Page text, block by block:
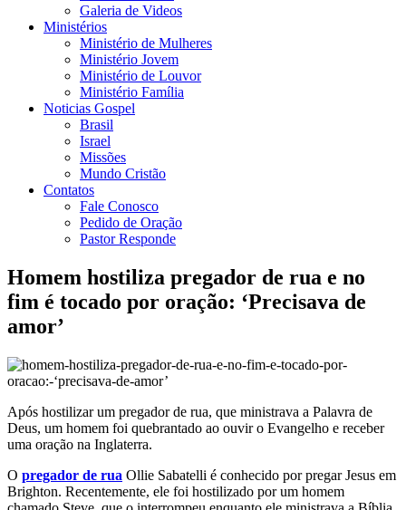
Galeria de Videos
Ministérios
Ministério de Mulheres
Ministério Jovem
Ministério de Louvor
Ministério Família
Noticias Gospel
Brasil
Israel
Missões
Mundo Cristão
Contatos
Fale Conosco
Pedido de Oração
Pastor Responde
Homem hostiliza pregador de rua e no
fim é tocado por oração: ‘Precisava de
amor’
Após hostilizar um pregador de rua, que ministrava a Palavra de
Deus, um homem foi quebrantado ao ouvir o Evangelho e receber
uma oração na Inglaterra.
O pregador de rua Ollie Sabatelli é conhecido por pregar Jesus em
Brighton. Recentemente, ele foi hostilizado por um homem